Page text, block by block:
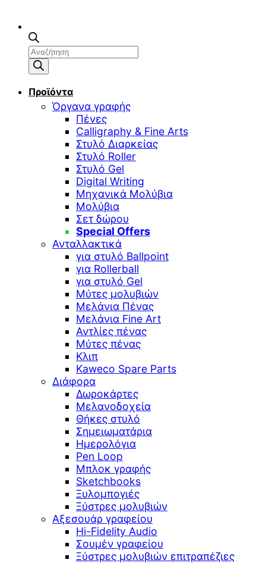
Αναζήτηση
προϊόντων
Προϊόντα
Όργανα γραφής
Πένες
Calligraphy & Fine Arts
Στυλό Διαρκείας
Στυλό Roller
Στυλό Gel
Digital Writing
Μηχανικά Μολύβια
Μολύβια
Σετ δώρου
Special Offers
Ανταλλακτικά
για στυλό Ballpoint
για Rollerball
για στυλό Gel
Μύτες μολυβιών
Μελάνια Πένας
Μελάνια Fine Art
Αντλίες πένας
Μύτες πένας
Κλιπ
Kaweco Spare Parts
Διάφορα
Δωροκάρτες
Μελανοδοχεία
Θήκες στυλό
Σημειωματάρια
Ημερολόγια
Pen Loop
Μπλοκ γραφής
Sketchbooks
Ξυλομπογιές
Ξύστρες μολυβιών
Αξεσουάρ γραφείου
Hi-Fidelity Audio
Σουμέν γραφείου
Ξύστρες μολυβιών επιτραπέζιες